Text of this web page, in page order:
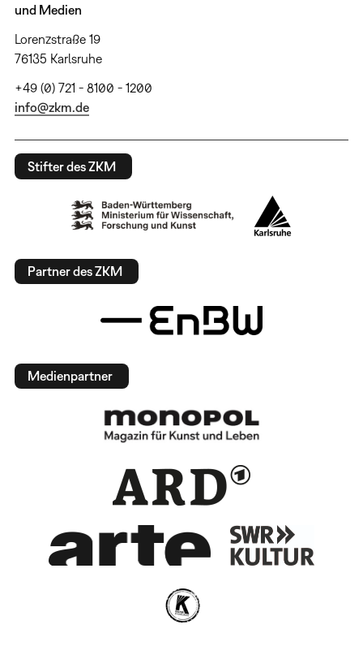
und Medien
Lorenzstraße 19
76135 Karlsruhe
+49 (0) 721 - 8100 - 1200
info@zkm.de
Stifter des ZKM
Partner des ZKM
Medienpartner